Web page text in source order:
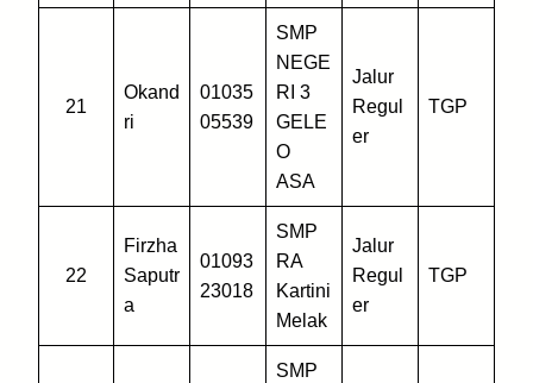
21
Okand
ri
01035
05539
SMP
NEGE
RI 3
GELE
O
ASA
Jalur
Regul
er
TGP
22
Firzha
Saputr
a
01093
23018
SMP
RA
Kartini
Melak
Jalur
Regul
er
TGP
SMP